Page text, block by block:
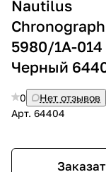
Nautilus
Chronograph
5980/1A-014
Черный
0
Нет отзывов
Арт. 64404